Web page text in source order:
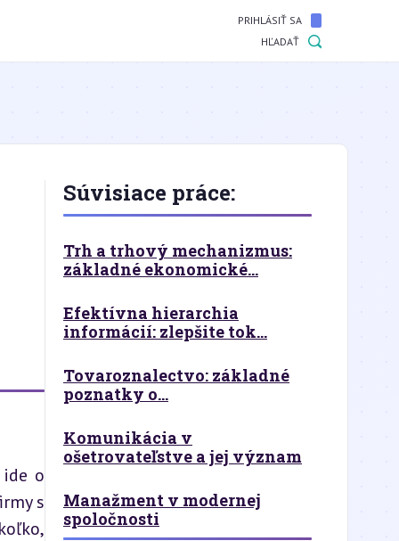
PRIHLÁSIŤ SA
HĽADAŤ
o
s
Súvisiace práce:
Trh a trhový mechanizmus:
základné ekonomické...
Efektívna hierarchia
informácií: zlepšite tok...
Tovaroznalectvo: základné
poznatky o...
Komunikácia v
ošetrovateľstve a jej význam
Manažment v modernej
spoločnosti